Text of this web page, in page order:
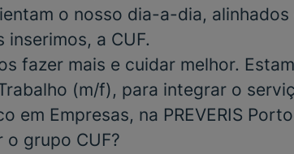
o nosso dia-a-dia,
inserimos, a CUF.
fazer mais e cuidar melhor.
(m/f), para integrar o
em Empresas, na PREVERIS Porto
o grupo CUF?